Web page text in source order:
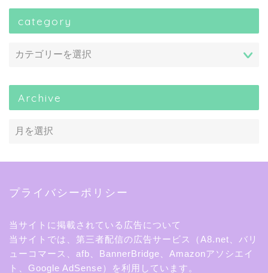
category
Archive
プライバシーポリシー
当サイトに掲載されている広告について
当サイトでは、第三者配信の広告サービス（A8.net、バリ
ューコマース、afb、BannerBridge、Amazonアソシエイ
ト、Google AdSense）を利用しています。